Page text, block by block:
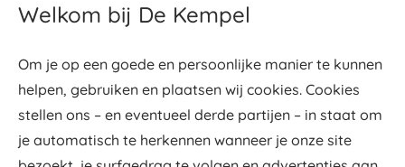
Leerplein
Osiris docent
Gradework
Webmail
Welkom bij De Kempel
Om je op een goede en persoonlijke manier te kunnen
helpen, gebruiken en plaatsen wij cookies. Cookies
stellen ons – en eventueel derde partijen – in staat om
je automatisch te herkennen wanneer je onze site